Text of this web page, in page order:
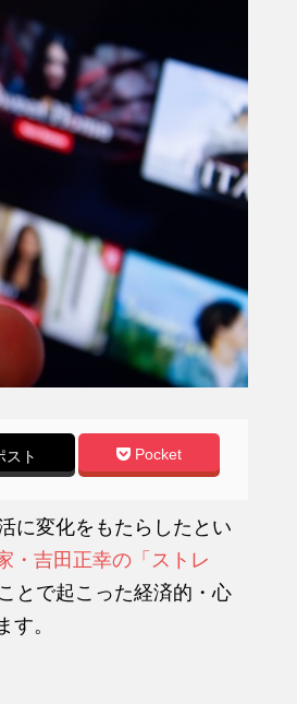
スト Pocket
に変化をもたらしたとい
・吉田正幸の「ストレ
とで起こった経済的・心
。